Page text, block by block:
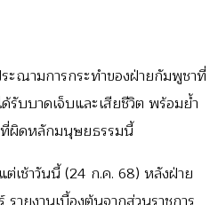
ณามการกระทำของฝ่ายกัมพูชาที่
รับบาดเจ็บและเสียชีวิต พร้อมย้ำ
ที่ผิดหลักมนุษยธรรมนี้
เช้าวันนี้ (24 ก.ค. 68) หลังฝ่าย